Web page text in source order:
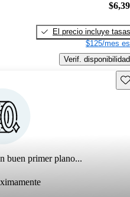
El precio incluye tasas
$125/mes
Verif. disponibilidad
buen primer plano...